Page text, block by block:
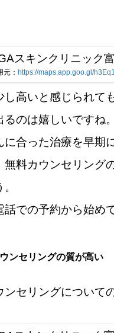
元： https://maps.app.goo.gl/
し高いと感じられて
のは嬉しいですね。
に合った治療を早期
無料カウンセリング
話での予約から始め
ンセリングの質が高い
ンセリングについて